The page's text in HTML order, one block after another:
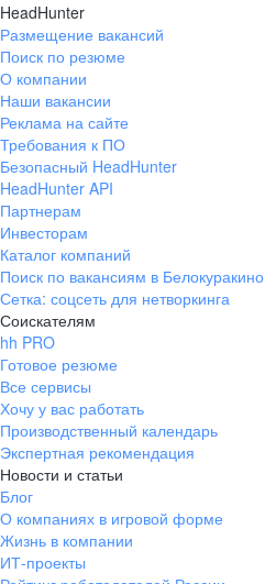
HeadHunter
Размещение вакансий
Поиск по резюме
О компании
Наши вакансии
Реклама на сайте
Требования к ПО
Безопасный HeadHunter
HeadHunter API
Партнерам
Инвесторам
Каталог компаний
Поиск по вакансиям в Белокуракино
Сетка: соцсеть для нетворкинга
Соискателям
hh PRO
Готовое резюме
Все сервисы
Хочу у вас работать
Производственный календарь
Экспертная рекомендация
Новости и статьи
Блог
О компаниях в игровой форме
Жизнь в компании
ИТ-проекты